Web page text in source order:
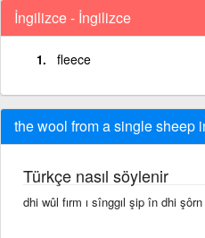
İngilizce - İngilizce
fleece
the wool from a single sheep
Türkçe nasıl söylenir
dhi wûl fırm ı sînggıl şip în dhi